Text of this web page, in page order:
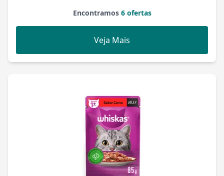
Encontramos6 ofertas
Veja Mais